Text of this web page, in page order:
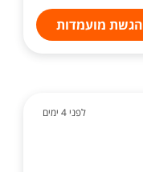
הגשת מועמדות
לפני 4 ימים